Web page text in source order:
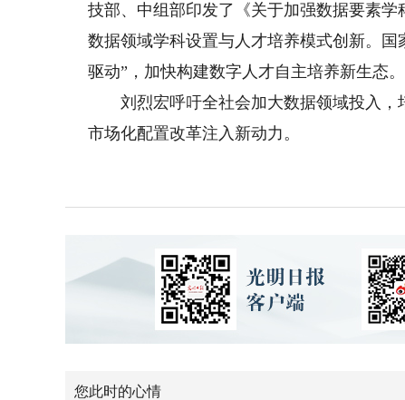
技部、中组部印发了《关于加强数据要素
数据领域学科设置与人才培养模式创新。
驱动”，加快构建数字人才自主培养新生态。
刘烈宏呼吁全社会加大数据领域投入，
市场化配置改革注入新动力。
您此时的心情